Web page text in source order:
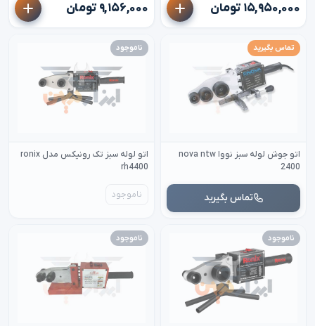
۱۵,۹۵۰,۰۰۰ تومان ۹,۱۵۶,۰۰۰ تومان
تماس بگیرید
اتو جوش لوله سبز نووا nova ntw
2400
تماس بگیرید
ناموجود
اتو لوله سبز تک رونیکس مدل ronix
rh4400
ناموجود
ناموجود ناموجود